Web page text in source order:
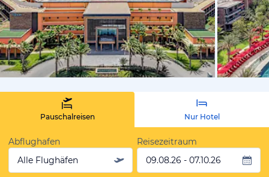
vom
Pauschalreisen Nur Hotel
Abflughafen
Alle Flughäfen
Reisezeitraum
09.08.26 - 07.10.26